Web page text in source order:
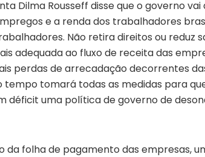
Dilma Rousseff disse que o governo
e a renda dos trabalhadores
Não retira direitos ou reduz
adequada ao fluxo de receita das
perdas de arrecadação decorrentes
tempo tomará todas as medidas para
déficit uma política de governo de
folha de pagamento das empresas,